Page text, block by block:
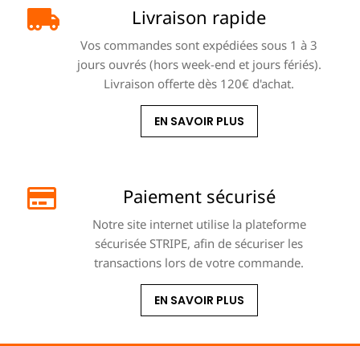
Livraison rapide
Vos commandes sont expédiées sous 1 à 3
jours ouvrés (hors week-end et jours fériés).
Livraison offerte dès 120€ d'achat.
EN SAVOIR PLUS
Paiement sécurisé
Notre site internet utilise la plateforme
sécurisée STRIPE, afin de sécuriser les
transactions lors de votre commande.
EN SAVOIR PLUS